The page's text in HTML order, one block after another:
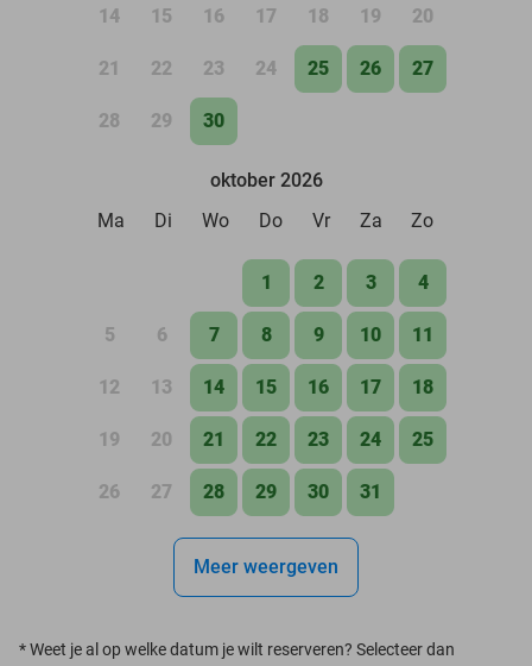
14 15 16 17 18 19 20
21 22 23 24 25 26 27
28 29 30
oktober 2026
Ma
Di Wo Do Vr Za Zo
1 2 3 4
5 6 7 8 9 10 11
12 13 14 15 16 17 18
19 20 21 22 23 24 25
26 27 28 29 30 31
Meer weergeven
*Weet je al op welke datum je wilt reserveren? Selecteer dan